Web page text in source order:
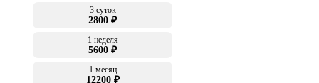
3 суток
2800 ₽
1 неделя
5600 ₽
1 месяц
12200 ₽